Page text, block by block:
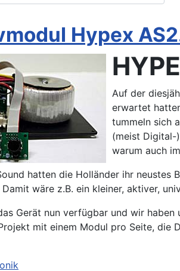
Hypex
Auf der
erwartet
tummeln sich
(meist Digital-
warum auch
hatten die Holländer ihr neustes
wäre z.B. ein kleiner, aktiver,
Gerät nun verfügbar und wir
mit einem Modul pro Seite, die